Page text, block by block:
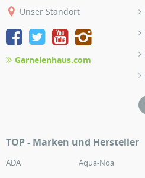
Unser Standort
Garnelenhaus.com
TOP - Marken und Hersteller
ADA Aqua-Noa